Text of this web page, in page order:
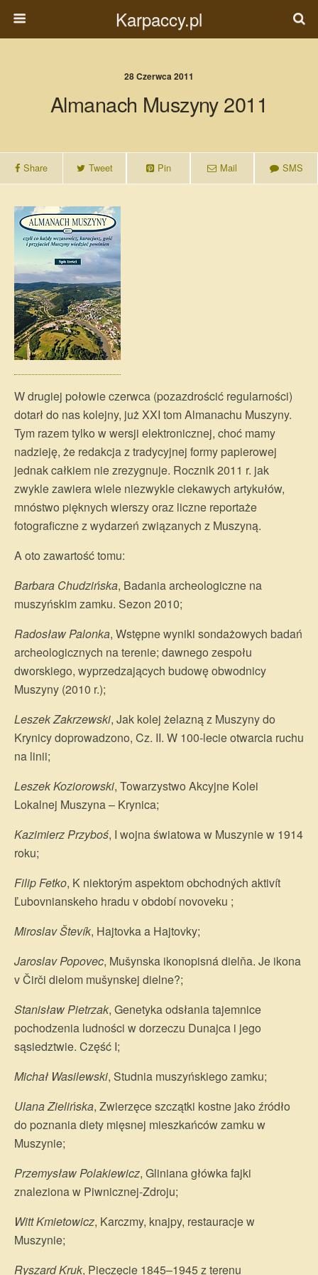
Karpaccy.pl
28 Czerwca 2011
Almanach Muszyny 2011
Share Tweet Pin Mail SMS
W drugiej połowie czerwca (pozazdrościć regularności)
dotarł do nas kolejny, już XXI tom Almanachu Muszyny.
Tym razem tylko w wersji elektronicznej, choć mamy
nadzieję, że redakcja z tradycyjnej formy papierowej
jednak całkiem nie zrezygnuje. Rocznik 2011 r. jak
zwykle zawiera wiele niezwykle ciekawych artykułów,
mnóstwo pięknych wierszy oraz liczne reportaże
fotograficzne z wydarzeń związanych z Muszyną.
A oto zawartość tomu:
Barbara Chudzińska, Badania archeologiczne na
muszyńskim zamku. Sezon 2010;
Radosław Palonka, Wstępne wyniki sondażowych badań
archeologicznych na terenie; dawnego zespołu
dworskiego, wyprzedzających budowę obwodnicy
Muszyny (2010 r.);
Leszek Zakrzewski, Jak kolej żelazną z Muszyny do
Krynicy doprowadzono, Cz. II. W 100-lecie otwarcia ruchu
na linii;
Leszek Koziorowski, Towarzystwo Akcyjne Kolei
Lokalnej Muszyna – Krynica;
Kazimierz Przyboś, I wojna światowa w Muszynie w 1914
roku;
Filip Fetko, K niektorým aspektom obchodných aktivít
Ľubovnianskeho hradu v období novoveku ;
Miroslav Števík, Hajtovka a Hajtovky;
Jaroslav Popovec, Mušynska ikonopisná dielňa. Je ikona
v Čirči dielom mušynskej dielne?;
Stanisław Pietrzak, Genetyka odsłania tajemnice
pochodzenia ludności w dorzeczu Dunajca i jego
sąsiedztwie. Część I;
Michał Wasilewski, Studnia muszyńskiego zamku;
Ulana Zielińska, Zwierzęce szczątki kostne jako źródło
do poznania diety mięsnej mieszkańców zamku w
Muszynie;
Przemysław Polakiewicz, Gliniana główka fajki
znaleziona w Piwnicznej-Zdroju;
Witt Kmietowicz, Karczmy, knajpy, restauracje w
Muszynie;
Ryszard Kruk, Pieczęcie 1845–1945 z terenu